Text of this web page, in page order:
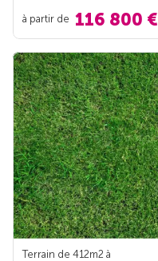
à partir de 116 800 €
Terrain de 412m2 à